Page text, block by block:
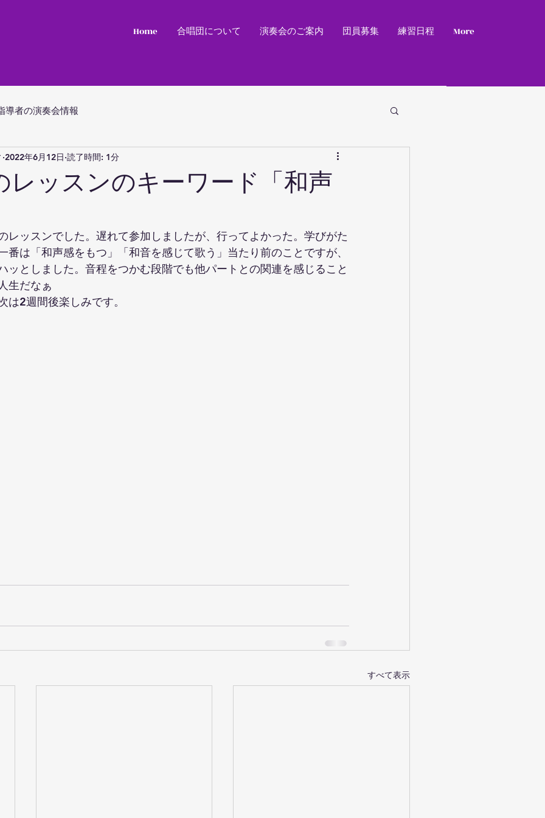
Home 合唱団について 演奏会のご案内 団員募集 練習日程 More
導者の演奏会情報
レッスンのキーワード「和声
2022年6月12日 読了時間: 1分
レッスンでした。遅れて参加しましたが、行ってよかった。学びがた
番は「和声感をもつ」「和音を感じて歌う」当たり前のことですが、
ッとしました。音程をつかむ段階でも他パートとの関連を感じること
生だなぁ
は2週間後楽しみです。
すべて表示